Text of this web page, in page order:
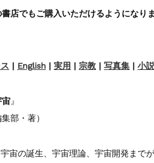
』（谷光太郎）五刷
界大戦』（古峰文三）八刷
太郎）三刷
店でもご購入いただけるようになりま
| English | 実用 | 宗教 | 写真集 | 小説
』
部・著）
宙の誕生、宇宙理論、宇宙開発までが